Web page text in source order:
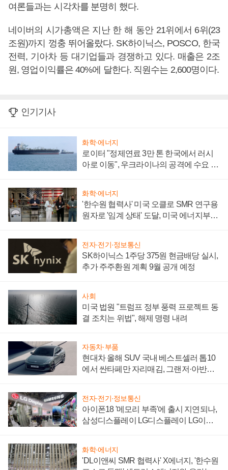
여론들과는 시각차를 분명히 했다.
네이버의 시가총액은 지난 한 해 동안 21위에서 6위(23
조원)까지 껑충 뛰어올랐다. SK하이닉스, POSCO, 한국
전력, 기아차 등 대기업들과 경쟁하고 있다. 매출은 2조
원, 영업이익률은 40%에 달한다. 직원수는 2,600명이다.
인기기사
화학·에너지
로이터 "정제연료 3만 톤 한국에서 러시
아로 이동", 우크라이나의 공격에 수요 늘
화학·에너지
'한수원 협력사' 미국 오클로 SMR 연구용
원자로 '임계 상태' 도달, 미국 에너지부
전자·전기·정보통신
SK하이닉스 1주당 375원 현금배당 실시,
추가 주주환원 계획 9월 공개 예정
사회
미국 법원 "트럼프 정부 풍력 프로젝트 동
결 조치는 위법", 해제 명령 내려
자동차·부품
현대차 올해 SUV 국내 베스트셀러 톱10
에서 싼타페만 자리매김, 그랜저·아반떼
전자·전기·정보통신
아이폰18 '메모리 부족'에 출시 지연되나,
삼성디스플레이 LG디스플레이 LG이노
화학·에너지
'DL이앤씨 SMR 협력사' X에너지, '한수원